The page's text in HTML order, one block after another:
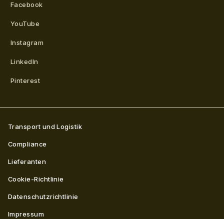
Facebook
YouTube
Instagram
LinkedIn
Pinterest
Transport und Logistik
Compliance
Lieferanten
Cookie-Richtlinie
Datenschutzrichtlinie
Impressum